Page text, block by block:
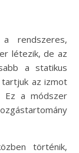
rendszeres,
létezik, de az
a statikus
az izmot
Ez a módszer
történik,